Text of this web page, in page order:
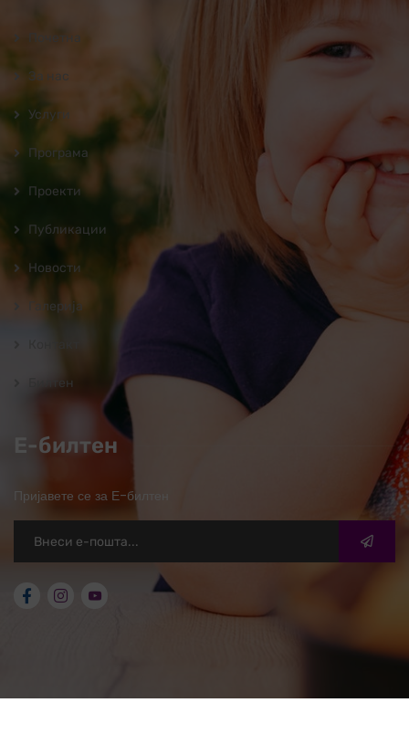
Почетна
За нас
Услуги
Програмa
Проекти
Публикации
Новости
Галерија
Билтен
Е-билтен
Пријавете се за Е-билтен